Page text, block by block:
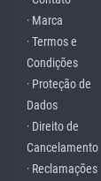
· Marca
· Termos e
Condições
· Proteção de
Dados
· Direito de
Cancelamento
· Reclamações